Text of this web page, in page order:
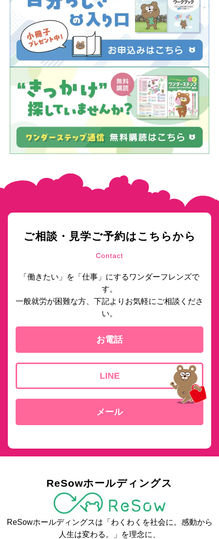
ご相談・見学ご予約はこちらから
Contact
「働きたい」を「仕事」にするワンダーフレンズで
す。
一般就労が困難な方、下記よりお気軽にご相談くださ
い。
お電話
LINE
メール
ReSowホールディングス
ReSowホールディングスは「わくわくを社会に。感動から
人生は変わる。」を理念に、